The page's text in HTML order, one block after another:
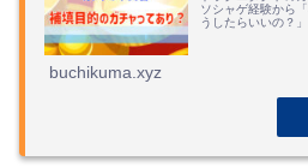
ソシャゲ経験から
うしたらいいの？
buchikuma.xyz